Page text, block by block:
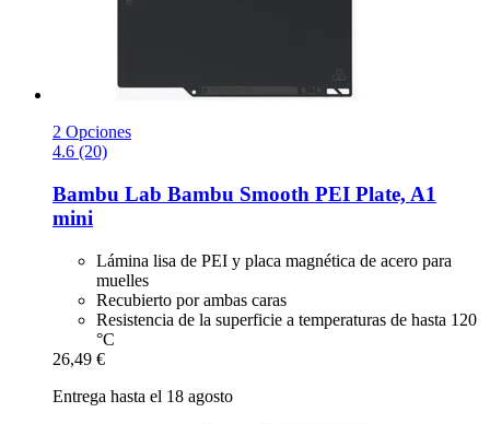
2 Opciones
4.6 (20)
Bambu Lab Bambu Smooth PEI Plate, A1
mini
Lámina lisa de PEI y placa magnética de acero para
muelles
Recubierto por ambas caras
Resistencia de la superficie a temperaturas de hasta 120
°C
26,49 €
Entrega hasta el 18 agosto